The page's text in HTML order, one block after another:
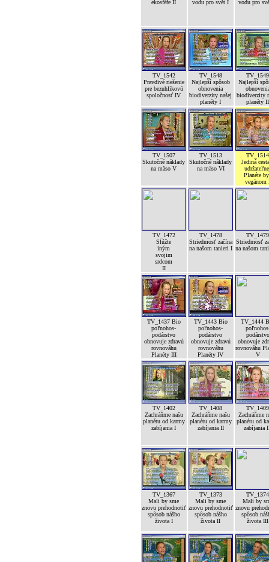
ekosféře II
vodu pro svět I
vodu pro
TV_1542
Pravdivé riešenie
pre bezuhlíkovú
spoločnosť IV
TV_1548
Najlepší spôsob
obnovenia
biodiverzity našej
planéty I
TV_1549
Najlepší
biodiverzity
planéty II
TV_1507
Skutočné náklady
na mäso V
TV_1513
Skutočné náklady
na mäso VI
TV_1514
Jediná
Planéte
vegánom
TV_1472
Slúžte
iným
svojim
srdcom
II
TV_1478
Striedmosť začína
na našom tanieri I
TV_1479
Striedmosť
na našom
TV_1437 Bio
poľnohos-
podárstvo
obnovuje zdravú
rovnováhu
Planéty III
TV_1443 Bio
poľnohos-
podárstvo
obnovuje zdravú
rovnováhu
Planéty IV
TV_1444
podárstvo
obnovuje
rovnováhu
V
TV_1402
Zachráňme našu
planétu od karmy
zabíjania I
TV_1408
Zachráňme našu
planétu od karmy
zabíjania II
TV_1409
Zachráňme
planétu od
zabíjania
TV_1367
Mali by sme
znovu prehodnotiť
spôsob nášho
života I
TV_1373
Mali by sme
znovu prehodnotiť
spôsob nášho
života II
TV_1374
Mali by
znovu
spôsob
života III